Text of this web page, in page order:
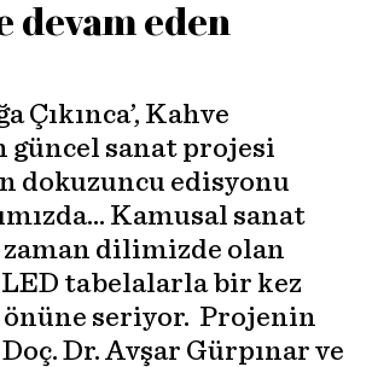
devam eden
Çıkınca’, Kahve
güncel sanat projesi
dokuzuncu edisyonu
Kamusal sanat
dilimizde olan
tabelalarla bir kez
önüne seriyor. Projenin
Dr. Avşar Gürpınar ve